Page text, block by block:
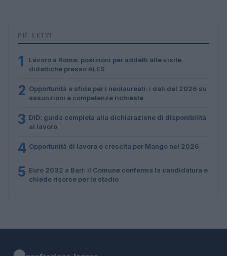
PIÙ LETTI
1
Lavoro a Roma: posizioni per addetti alle visite
didattiche presso ALES
2 Opportunità e sfide per i neolaureati: i dati del 2026 su
assunzioni e competenze richieste
3 DID: guida completa alla dichiarazione di disponibilità
al lavoro
4 Opportunità di lavoro e crescita per Mango nel 2026
5 Euro 2032 a Bari: il Comune conferma la candidatura e
chiede risorse per lo stadio